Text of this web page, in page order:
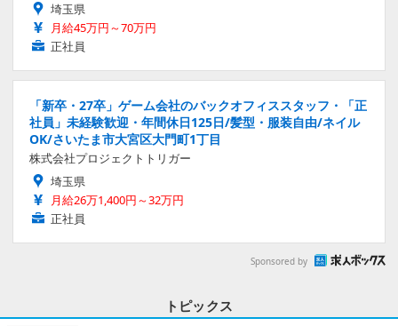
埼玉県
月給45万円～70万円
正社員
「新卒・27卒」ゲーム会社のバックオフィススタッフ・「正
社員」未経験歓迎・年間休日125日/髪型・服装自由/ネイル
OK/さいたま市大宮区大門町1丁目
株式会社プロジェクトトリガー
埼玉県
月給26万1,400円～32万円
正社員
Sponsored by
トピックス